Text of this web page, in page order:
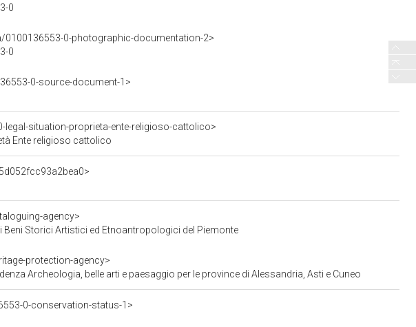
0
0-photographic-documentation-2>
0
0-source-document-1>
situation-proprieta-ente-religioso-cattolico>
Ente religioso cattolico
agency>
Beni Storici Artistici ed Etnoantropologici del Piemonte
protection-agency>
Archeologia, belle arti e paesaggio per le province di Alessandria, Asti e Cuneo
0-conservation-status-1>